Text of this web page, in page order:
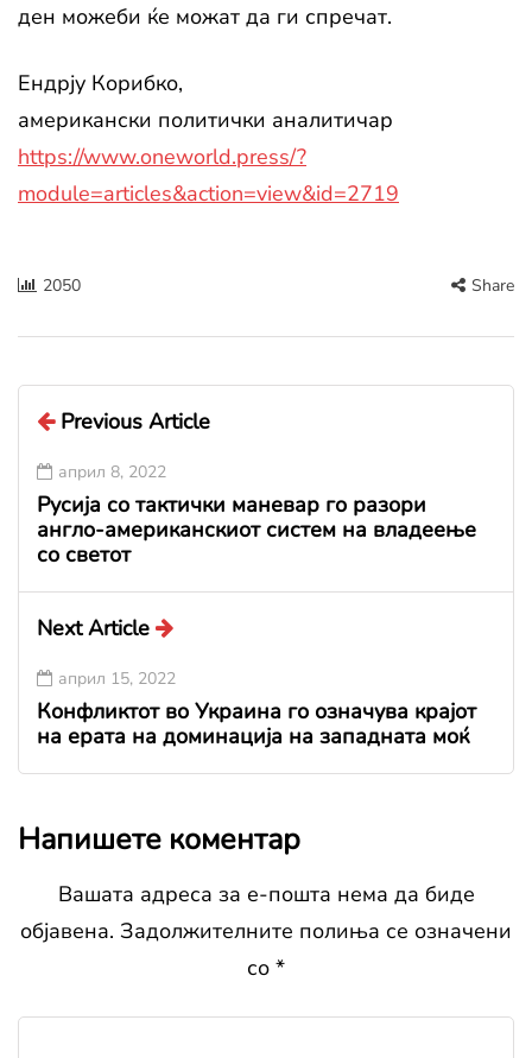
ден можеби ќе можат да ги спречат.
Ендрју Корибко,
американски политички аналитичар
https://www.oneworld.press/?
module=articles&action=view&id=2719
2050 Share
Previous Article
април 8, 2022
Русија со тактички маневар го разори
англо-американскиот систем на владеење
со светот
Next Article
април 15, 2022
Конфликтот во Украина го означува крајот
на ерата на доминација на западната моќ
Напишете коментар
Вашата адреса за е-пошта нема да биде
објавена. Задолжителните полиња се означени
со *